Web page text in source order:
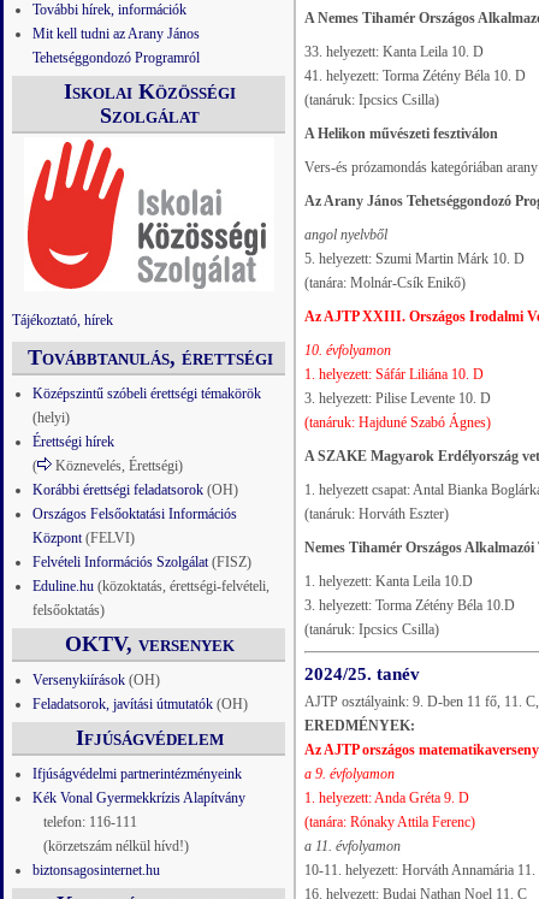
További hírek, információk
Mit kell tudni az Arany János
Tehetséggondozó Programról
Iskolai Közösségi
Szolgálat
Tájékoztató, hírek
Továbbtanulás, érettségi
Középszintű szóbeli érettségi témakörök
(helyi)
Érettségi hírek
(
Köznevelés, Érettségi)
Korábbi érettségi feladatsorok (OH)
Országos Felsőoktatási Információs
Központ(FELVI)
Felvételi Információs Szolgálat(FISZ)
Eduline.hu (közoktatás, érettségi-felvételi,
felsőoktatás)
OKTV, versenyek
Versenykiírások (OH)
Feladatsorok, javítási útmutatók (OH)
Ifjúságvédelem
Ifjúságvédelmi partnerintézményeink
Kék Vonal Gyermekkrízis Alapítvány
telefon: 116-111
(körzetszám nélkül hívd!)
biztonsagosinternet.hu
A Nemes Tihamér Országos
33. helyezett: Kanta Leila 10. D
41. helyezett: Torma Zétény Béla 10. D
(tanáruk: Ipcsics Csilla)
A Helikon művészeti fesztiválon
Vers-és prózamondás kategóriában
Az Arany János Tehetséggondozó
angol nyelvből
5. helyezett: Szumi Martin Márk 10. D
(tanára: Molnár-Csík Enikő)
Az AJTP XXIII. Országos Irodalmi
10. évfolyamon
1. helyezett: Sáfár Liliána 10. D
3. helyezett: Pilise Levente 10. D
(tanáruk: Hajduné Szabó Ágnes)
A SZAKE Magyarok Erdélyország
1. helyezett csapat: Antal Bianka
(tanáruk: Horváth Eszter)
Nemes Tihamér Országos
1. helyezett: Kanta Leila 10.D
3. helyezett: Torma Zétény Béla 10.D
(tanáruk: Ipcsics Csilla)
2024/25. tanév
AJTP osztályaink: 9. D-ben 11 fő, 11.
EREDMÉNYEK:
Az AJTP országos
a 9. évfolyamon
1. helyezett: Anda Gréta 9. D
(tanára: Rónaky Attila Ferenc)
a 11. évfolyamon
10-11. helyezett: Horváth Annamária 11.
16. helyezett: Budai Nathan Noel 11. C